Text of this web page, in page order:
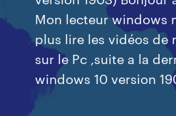
Mon lecteur windows
plus lire les vidéos de
sur le Pc ,suite a la
windows 10 version